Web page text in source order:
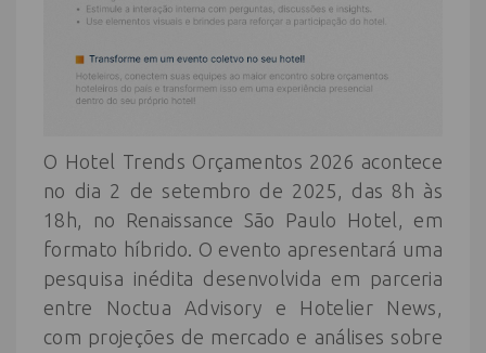
O Hotel Trends Orçamentos 2026 acontece
no dia 2 de setembro de 2025, das 8h às
18h, no Renaissance São Paulo Hotel, em
formato híbrido. O evento apresentará uma
pesquisa inédita desenvolvida em parceria
entre Noctua Advisory e Hotelier News,
com projeções de mercado e análises sobre